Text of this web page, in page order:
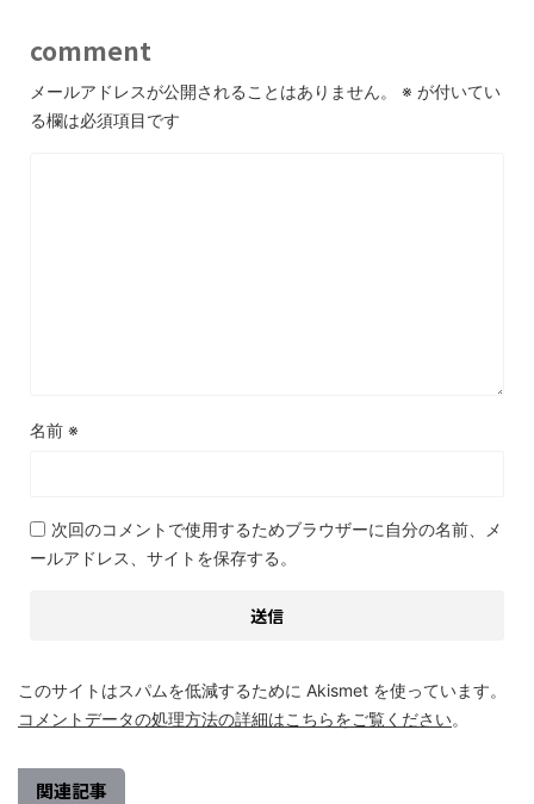
comment
メールアドレスが公開されることはありません。 ※ が付いてい
る欄は必須項目です
名前 ※
次回のコメントで使用するためブラウザーに自分の名前、メ
ールアドレス、サイトを保存する。
このサイトはスパムを低減するために Akismet を使っています。
コメントデータの処理方法の詳細はこちらをご覧ください。
関連記事